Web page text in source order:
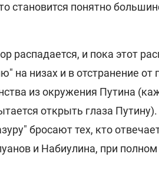
становится понятно
распадается, и пока этот
на низах и в отстранение от
из окружения Путина
открыть глаза
бросают тех, кто
и Набиулина, при